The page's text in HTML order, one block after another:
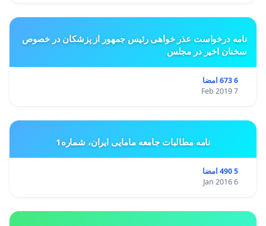
نامه درخواست عذر خواهی رئیس جمهور از پزشکان در خصوص
سخنان اخیر در مجلس
6 673 امضا
7 Feb 2019
نامه مطالبات جامعه مامایی ایران، شماره1
5 490 امضا
6 Jan 2016